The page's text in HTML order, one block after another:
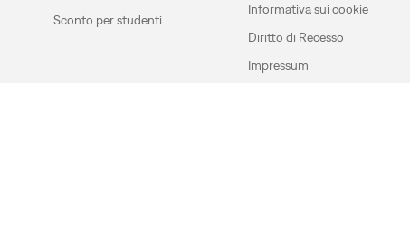
Sconto per studenti
Informativa sui cookie
Diritto di Recesso
Impressum